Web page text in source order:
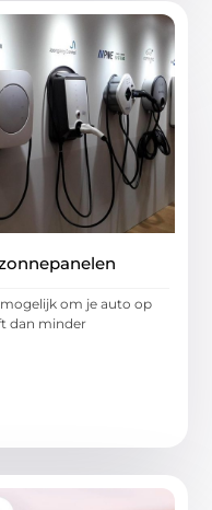
om je auto op
dan minder